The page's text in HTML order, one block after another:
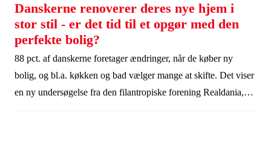
Danskerne renoverer deres nye hjem i
stor stil - er det tid til et opgør med den
perfekte bolig?
88 pct. af danskerne foretager ændringer, når de køber ny
bolig, og bl.a. køkken og bad vælger mange at skifte. Det viser
en ny undersøgelse fra den filantropiske forening Realdania,